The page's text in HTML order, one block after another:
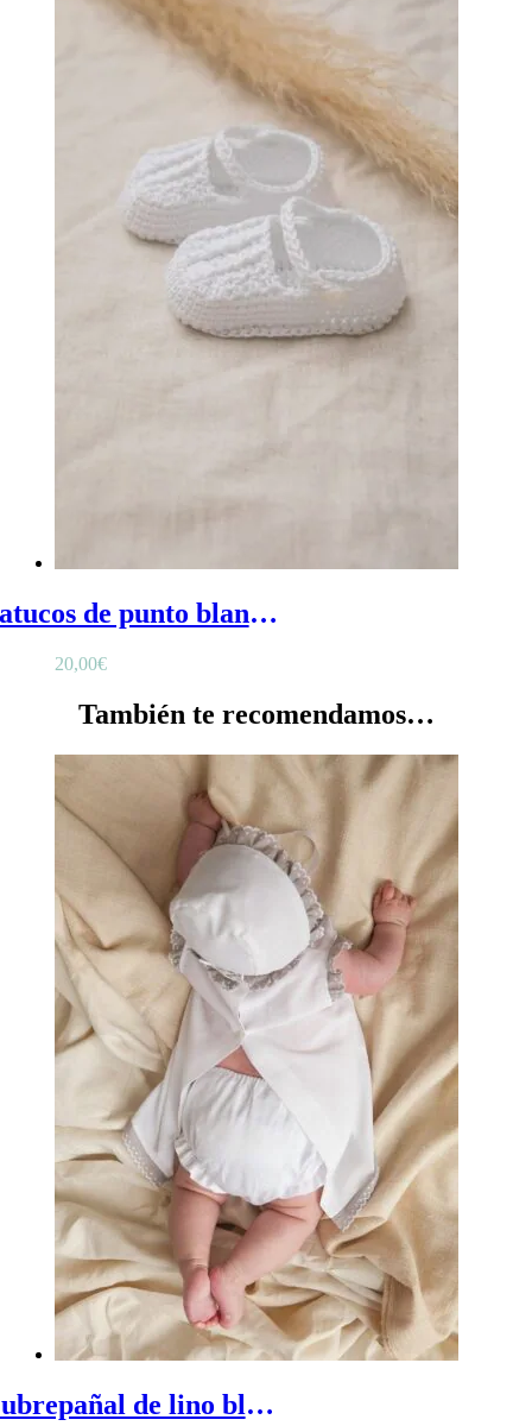
Patucos de punto blancos - Patucos blanco bebé en algodón con botón
20,00€
También te recomendamos…
Cubrepañal de lino blanco - Cubrepañal blanco sencillo de lino con volantitos en las perneras